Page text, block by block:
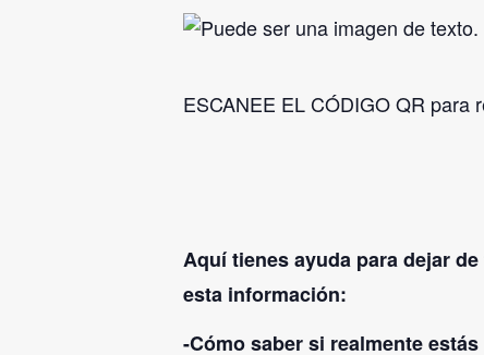
ESCANEE EL CÓDIGO QR para
Aquí tienes ayuda para dejar
esta información:
-Cómo saber si realmente